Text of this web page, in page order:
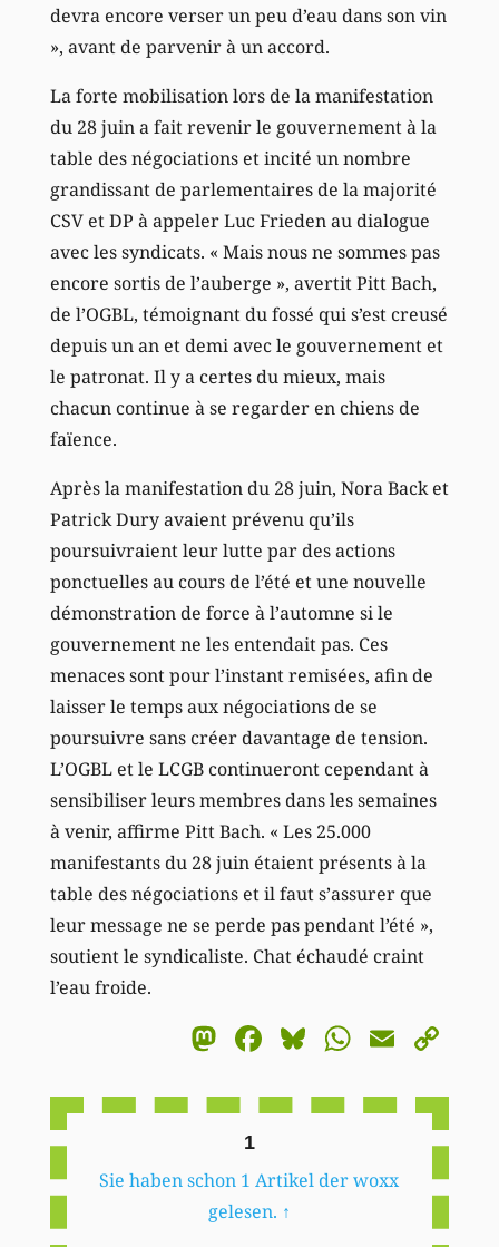
devra encore verser un peu d’eau dans son vin
», avant de parvenir à un accord.
La forte mobilisation lors de la manifestation
du 28 juin a fait revenir le gouvernement à la
table des négociations et incité un nombre
grandissant de parlementaires de la majorité
CSV et DP à appeler Luc Frieden au dialogue
avec les syndicats. « Mais nous ne sommes pas
encore sortis de l’auberge », avertit Pitt Bach,
de l’OGBL, témoignant du fossé qui s’est creusé
depuis un an et demi avec le gouvernement et
le patronat. Il y a certes du mieux, mais
chacun continue à se regarder en chiens de
faïence.
Après la manifestation du 28 juin, Nora Back et
Patrick Dury avaient prévenu qu’ils
poursuivraient leur lutte par des actions
ponctuelles au cours de l’été et une nouvelle
démonstration de force à l’automne si le
gouvernement ne les entendait pas. Ces
menaces sont pour l’instant remisées, afin de
laisser le temps aux négociations de se
poursuivre sans créer davantage de tension.
L’OGBL et le LCGB continueront cependant à
sensibiliser leurs membres dans les semaines
à venir, affirme Pitt Bach. « Les 25.000
manifestants du 28 juin étaient présents à la
table des négociations et il faut s’assurer que
leur message ne se perde pas pendant l’été »,
soutient le syndicaliste. Chat échaudé craint
l’eau froide.
Mastodon
Facebook
BlueskyEmail
1
Sie haben schon 1 Artikel der woxx
gelesen. ↑